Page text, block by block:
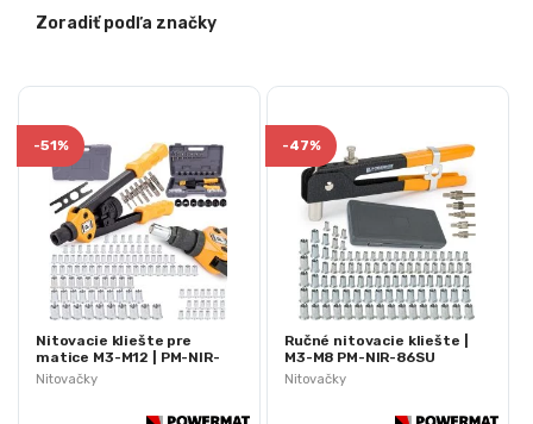
Zoradiť podľa značky
Nitovačky
-51%
Nitovacie kliešte pre
matice M3-M12 | PM-NIR-
110SU
Nitovačky
-47%
Ručné nitovacie kliešte |
M3-M8 PM-NIR-86SU